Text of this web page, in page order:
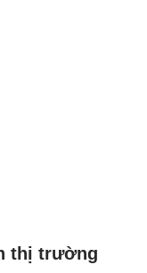
thị trường